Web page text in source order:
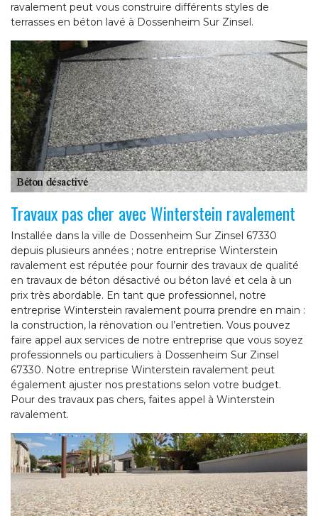
ravalement peut vous construire différents styles de
terrasses en béton lavé à Dossenheim Sur Zinsel.
Travaux pas cher avec Winterstein ravalement
Installée dans la ville de Dossenheim Sur Zinsel 67330
depuis plusieurs années ; notre entreprise Winterstein
ravalement est réputée pour fournir des travaux de qualité
en travaux de béton désactivé ou béton lavé et cela à un
prix très abordable. En tant que professionnel, notre
entreprise Winterstein ravalement pourra prendre en main :
la construction, la rénovation ou l’entretien. Vous pouvez
faire appel aux services de notre entreprise que vous soyez
professionnels ou particuliers à Dossenheim Sur Zinsel
67330. Notre entreprise Winterstein ravalement peut
également ajuster nos prestations selon votre budget.
Pour des travaux pas chers, faites appel à Winterstein
ravalement.